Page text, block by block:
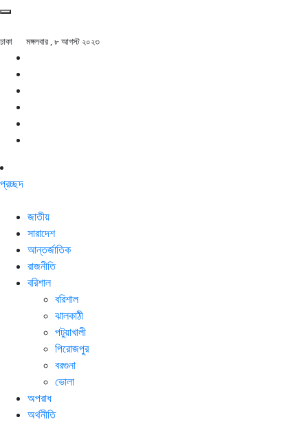
ঢাকা মঙ্গলবার , ৮ আগস্ট ২০২৩
প্রচ্ছদ
জাতীয়
সারাদেশ
আন্তর্জাতিক
রাজনীতি
বরিশাল
বরিশাল
ঝালকাঠী
পটুয়াখালী
পিরোজপুর
বরগুনা
ভোলা
অপরাধ
অর্থনীতি